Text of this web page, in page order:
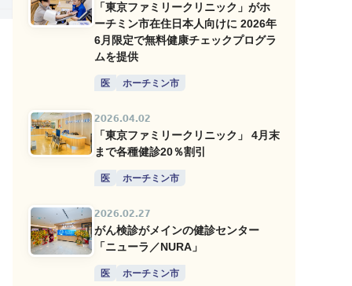
「東京ファミリークリニック」がホ
ーチミン市在住日本人向けに 2026年
6月限定で無料健康チェックプログラ
ムを提供
医 ホーチミン市
2026.04.02
「東京ファミリークリニック」 4月末
まで各種健診20％割引
医 ホーチミン市
2026.02.27
がん検診がメインの健診センター
「ニューラ／NURA」
医 ホーチミン市